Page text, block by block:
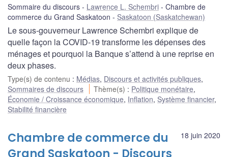
Sommaire du discours Lawrence L. Schembri
Chambre de
commerce du Grand Saskatoon
Saskatoon (Saskatchewan)
Le sous-gouverneur Lawrence Schembri explique de
quelle façon la COVID-19 transforme les dépenses des
ménages et pourquoi la Banque s’attend à une reprise en
deux phases.
Type(s) de contenu : Médias, Discours et activités publiques,
Sommaires de discours
Thème(s) : Politique monétaire,
Économie / Croissance économique, Inflation, Système financier,
Stabilité financière
18 juin 2020
Chambre de commerce du